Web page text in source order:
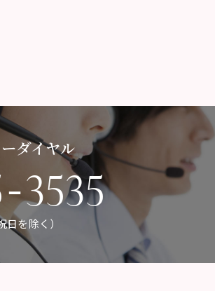
ーダイヤル
-3535
日を除く）